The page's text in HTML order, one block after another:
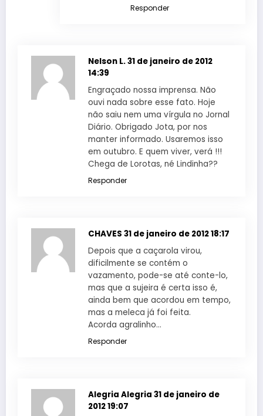
Responder
Nelson L.31 de janeiro de 2012
14:39
Engraçado nossa imprensa. Não
ouvi nada sobre esse fato. Hoje
não saiu nem uma vírgula no Jornal
Diário. Obrigado Jota, por nos
manter informado. Usaremos isso
em outubro. E quem viver, verá !!!
Chega de Lorotas, né Lindinha??
Responder
CHAVES 31 de janeiro de 2012 18:17
Depois que a caçarola virou,
dificilmente se contém o
vazamento, pode-se até conte-lo,
mas que a sujeira é certa isso é,
ainda bem que acordou em tempo,
mas a meleca já foi feita.
Acorda agralinho…
Responder
Alegria Alegria 31 de janeiro de
2012 19:07